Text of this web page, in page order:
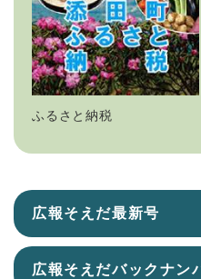
ふるさと納税
広報そえだ最新号
広報そえだバックナン